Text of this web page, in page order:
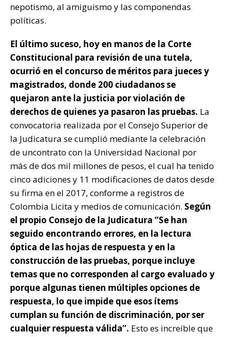
nepotismo, al amiguismo y las componendas
políticas.
El último suceso, hoy en manos de la Corte
Constitucional para revisión de una tutela,
ocurrió en el concurso de méritos para jueces y
magistrados, donde 200 ciudadanos se
quejaron ante la justicia por violación de
derechos de quienes ya pasaron las pruebas. La
convocatoria realizada por el Consejo Superior de
la Judicatura se cumplió mediante la celebración
de uncontrato con la Universidad Nacional por
más de dos mil millones de pesos, el cual ha tenido
cinco adiciones y 11 modificaciones de datos desde
su firma en el 2017, conforme a registros de
Colombia Licita y medios de comunicación. Según
el propio Consejo de la Judicatura “Se han
seguido encontrando errores, en la lectura
óptica de las hojas de respuesta y en la
construcción de las pruebas, porque incluye
temas que no corresponden al cargo evaluado y
porque algunas tienen múltiples opciones de
respuesta, lo que impide que esos ítems
cumplan su función de discriminación, por ser
cualquier respuesta válida”. Esto es increíble que